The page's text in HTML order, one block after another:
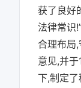
获了良好
法律常识
合理布局
意见,并
下,制定